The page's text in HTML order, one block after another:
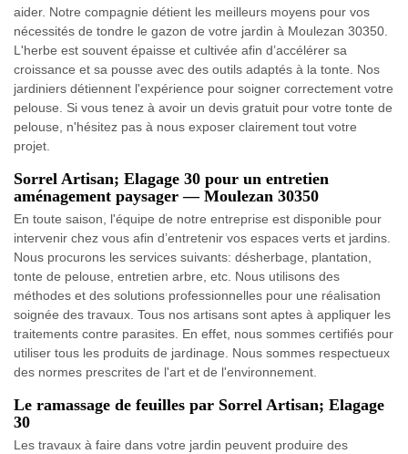
aider. Notre compagnie détient les meilleurs moyens pour vos
nécessités de tondre le gazon de votre jardin à Moulezan 30350.
L'herbe est souvent épaisse et cultivée afin d’accélérer sa
croissance et sa pousse avec des outils adaptés à la tonte. Nos
jardiniers détiennent l'expérience pour soigner correctement votre
pelouse. Si vous tenez à avoir un devis gratuit pour votre tonte de
pelouse, n'hésitez pas à nous exposer clairement tout votre
projet.
Sorrel Artisan; Elagage 30 pour un entretien
aménagement paysager — Moulezan 30350
En toute saison, l'équipe de notre entreprise est disponible pour
intervenir chez vous afin d’entretenir vos espaces verts et jardins.
Nous procurons les services suivants: désherbage, plantation,
tonte de pelouse, entretien arbre, etc. Nous utilisons des
méthodes et des solutions professionnelles pour une réalisation
soignée des travaux. Tous nos artisans sont aptes à appliquer les
traitements contre parasites. En effet, nous sommes certifiés pour
utiliser tous les produits de jardinage. Nous sommes respectueux
des normes prescrites de l'art et de l'environnement.
Le ramassage de feuilles par Sorrel Artisan; Elagage
30
Les travaux à faire dans votre jardin peuvent produire des